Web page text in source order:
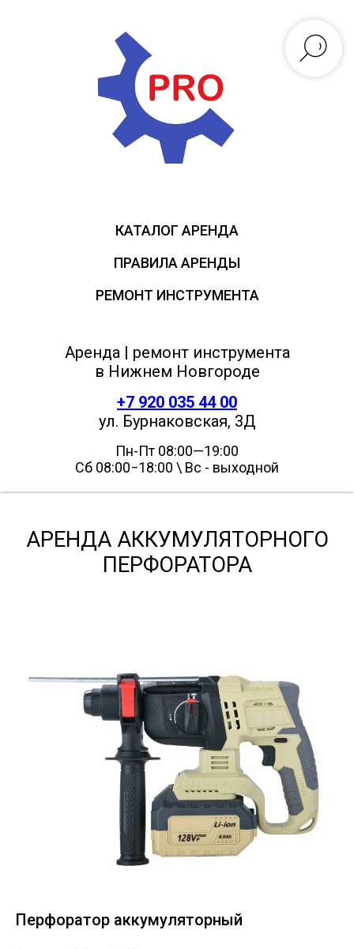
КАТАЛОГ АРЕНДА
ПРАВИЛА АРЕНДЫ
РЕМОНТ ИНСТРУМЕНТА
Аренда | ремонт инструмента
в Нижнем Новгороде
+7 920 035 44 00
ул. Бурнаковская, 3Д
Пн-Пт 08:00—19:00
Сб 08:00−18:00 \ Вс - выходной
АРЕНДА АККУМУЛЯТОРНОГО
ПЕРФОРАТОРА
Перфоратор аккумуляторный